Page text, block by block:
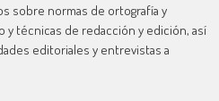
sobre normas de ortografía y
técnicas de redacción y edición, así
editoriales y entrevistas a